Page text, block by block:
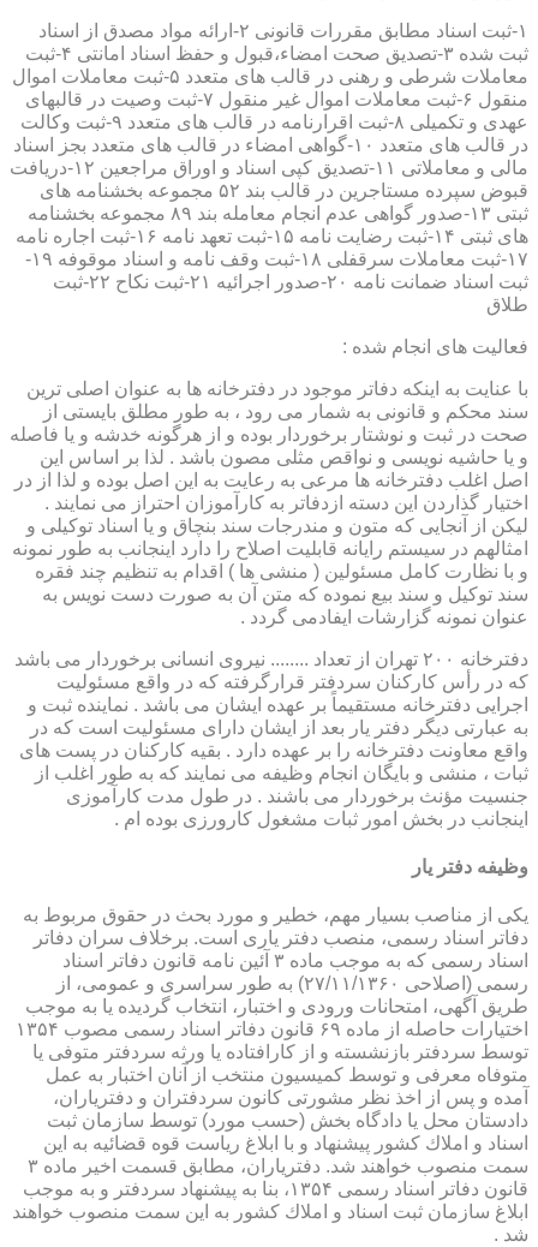
۱-ثبت اسناد مطابق مقررات قانونی ۲-ارائه مواد مصدق از اسناد
ثبت شده ۳-تصدیق صحت امضاء،قبول و حفظ اسناد امانتی ۴-ثبت
معاملات شرطی و رهنی در قالب های متعدد ۵-ثبت معاملات اموال
منقول ۶-ثبت معاملات اموال غیر منقول ۷-ثبت وصیت در قالبهای
عهدی و تکمیلی ۸-ثبت اقرارنامه در قالب های متعدد ۹-ثبت وکالت
در قالب های متعدد ۱۰-گواهی امضاء در قالب های متعدد بجز اسناد
مالی و معاملاتی ۱۱-تصدیق کپی اسناد و اوراق مراجعین ۱۲-دریافت
قبوض سپرده مستاجرین در قالب بند ۵۲ مجموعه بخشنامه های
ثبتی ۱۳-صدور گواهی عدم انجام معامله بند ۸۹ مجموعه بخشنامه
های ثبتی ۱۴-ثبت رضایت نامه ۱۵-ثبت تعهد نامه ۱۶-ثبت اجاره نامه
۱۷-ثبت معاملات سرقفلی ۱۸-ثبت وقف نامه و اسناد موقوفه ۱۹-
ثبت اسناد ضمانت نامه ۲۰-صدور اجرائیه ۲۱-ثبت نکاح ۲۲-ثبت
طلاق
فعالیت های انجام شده :
با عنایت به اینکه دفاتر موجود در دفترخانه ها به عنوان اصلی ترین
سند محکم و قانونی به شمار می رود ، به طور مطلق بایستی از
صحت در ثبت و نوشتار برخوردار بوده و از هرگونه خدشه و یا فاصله
و یا حاشیه نویسی و نواقص مثلی مصون باشد . لذا بر اساس این
اصل اغلب دفترخانه ها مرعی به رعایت به این اصل بوده و لذا از در
اختیار گذاردن این دسته ازدفاتر به کارآموزان احتراز می نمایند .
لیکن از آنجایی که متون و مندرجات سند بنچاق و یا اسناد توکیلی و
امثالهم در سیستم رایانه قابلیت اصلاح را دارد اینجانب به طور نمونه
و با نظارت کامل مسئولین ( منشی ها ) اقدام به تنظیم چند فقره
سند توکیل و سند بیع نموده که متن آن به صورت دست نویس به
عنوان نمونه گزارشات ایفادمی گردد .
دفترخانه ۲۰۰ تهران از تعداد ........ نیروی انسانی برخوردار می باشد
که در رأس کارکنان سردفتر قرارگرفته که در واقع مسئولیت
اجرایی دفترخانه مستقیماً بر عهده ایشان می باشد . نماینده ثبت و
به عبارتی دیگر دفتر یار بعد از ایشان دارای مسئولیت است که در
واقع معاونت دفترخانه را بر عهده دارد . بقیه کارکنان در پست های
ثبات ، منشی و بایگان انجام وظیفه می نمایند که به طور اغلب از
جنسیت مؤنث برخوردار می باشند . در طول مدت کارآموزی
اینجانب در بخش امور ثبات مشغول کارورزی بوده ام .
وظیفه دفتر یار
یكی از مناصب بسیار مهم، خطیر و مورد بحث در حقوق مربوط به
دفاتر اسناد رسمی، منصب دفتر یاری است. برخلاف سران دفاتر
اسناد رسمی كه به موجب ماده ۳ آئین نامه قانون دفاتر اسناد
رسمی (اصلاحی ۲۷/۱۱/۱۳۶۰) به طور سراسری و عمومی، از
طریق آگهی، امتحانات ورودی و اختبار، انتخاب گردیده یا به موجب
اختیارات حاصله از ماده ۶۹ قانون دفاتر اسناد رسمی مصوب ۱۳۵۴
توسط سردفتر بازنشسته و از كارافتاده یا ورثه سردفتر متوفی یا
متوفاه معرفی و توسط كمیسیون منتخب از آنان اختبار به عمل
آمده و پس از اخذ نظر مشورتی كانون سردفتران و دفتریاران،
دادستان محل یا دادگاه بخش (حسب مورد) توسط سازمان ثبت
اسناد و املاك كشور پیشنهاد و با ابلاغ ریاست قوه قضائیه به این
سمت منصوب خواهند شد. دفتریاران، مطابق قسمت اخیر ماده ۳
قانون دفاتر اسناد رسمی ۱۳۵۴، بنا به پیشنهاد سردفتر و به موجب
ابلاغ سازمان ثبت اسناد و املاك كشور به این سمت منصوب خواهند
شد .